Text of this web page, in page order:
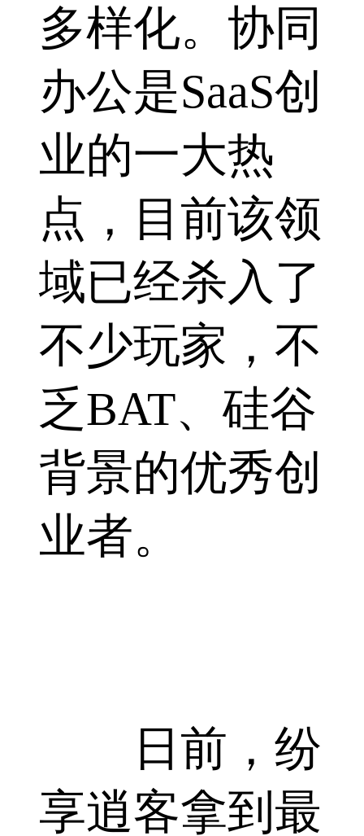
多样化。协同
办公是SaaS创
业的一大热
点，目前该领
域已经杀入了
不少玩家，不
乏BAT、硅谷
背景的优秀创
业者。
日前，纷
享逍客拿到最